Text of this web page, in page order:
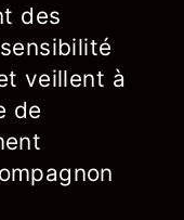
des
veillent à
de